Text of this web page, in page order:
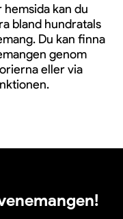
hemsida kan du
bland hundratals
Du kan finna
genom
eller via